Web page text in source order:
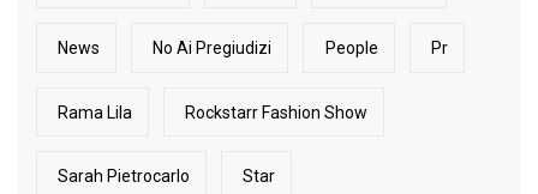
News No Ai Pregiudizi People Pr
Rama Lila Rockstarr Fashion Show
Sarah Pietrocarlo Star